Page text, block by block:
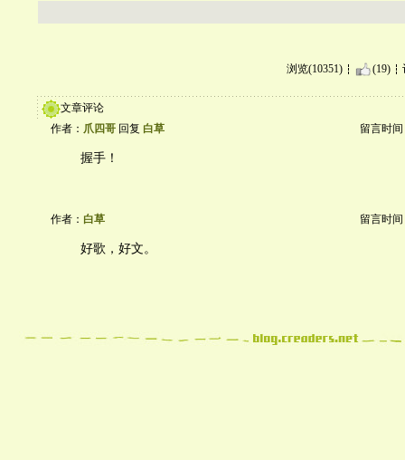
浏览(10351) (19)
文章评论
作者： 爪四哥 回复 白草 留言时间
握手！
作者： 白草 留言时间
好歌，好文。